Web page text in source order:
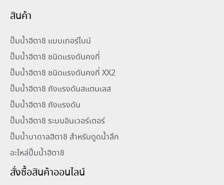
สินค้า
ปั๊มน้ำฮิตาชิ แบบเทอร์ไบน์
ปั๊มน้ำฮิตาชิ ชนิดแรงดันคงที่
ปั๊มน้ำฮิตาชิ ชนิดแรงดันคงที่ XX2
ปั๊มน้ำฮิตาชิ ถังแรงดันสแตนเลส
ปั๊มน้ำฮิตาชิ ถังแรงดัน
ปั๊มน้ำฮิตาชิ ระบบอินเวอร์เตอร์
ปั๊มน้ำบาดาลฮิตาชิ สำหรับดูดน้ำลึก
อะไหล่ปั๊มน้ำฮิตาชิ
สั่งซื้อสินค้าออนไลน์